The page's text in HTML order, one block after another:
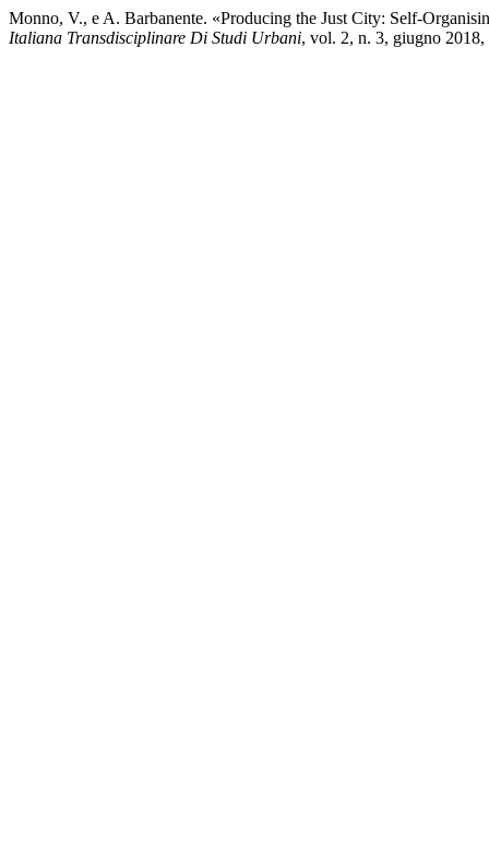
Monno, V., e A. Barbanente. «Producing the Just City: Self-
Italiana Transdisciplinare Di Studi Urbani, vol. 2, n. 3, giugno